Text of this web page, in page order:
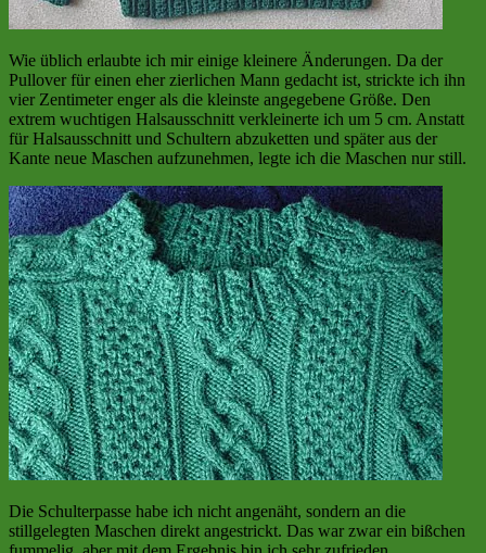
Wie üblich erlaubte ich mir einige kleinere Änderungen. Da der
Pullover für einen eher zierlichen Mann gedacht ist, strickte ich ihn
vier Zentimeter enger als die kleinste angegebene Größe. Den
extrem wuchtigen Halsausschnitt verkleinerte ich um 5 cm. Anstatt
für Halsausschnitt und Schultern abzuketten und später aus der
Kante neue Maschen aufzunehmen, legte ich die Maschen nur still.
Die Schulterpasse habe ich nicht angenäht, sondern an die
stillgelegten Maschen direkt angestrickt. Das war zwar ein bißchen